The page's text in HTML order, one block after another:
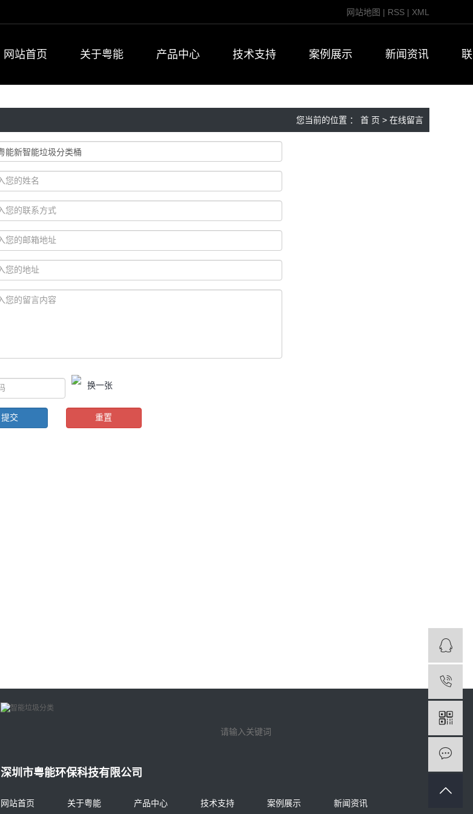
网站地图 | RSS | XML
网站首页 关于粤能 产品中心 技术支持 案例展示 新闻资讯
您当前的位置 ： 首 页 > 在线留言
换一张
深圳市粤能环保科技有限公司
网站首页 关于粤能 产品中心 技术支持 案例展示 新闻资讯